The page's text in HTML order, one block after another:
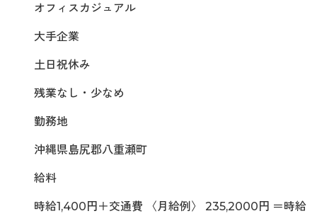
オフィスカジュアル
大手企業
土日祝休み
残業なし・少なめ
勤務地
沖縄県島尻郡八重瀬町
給料
時給1,400円＋交通費 〈月給例〉 235,2000円 ＝時給